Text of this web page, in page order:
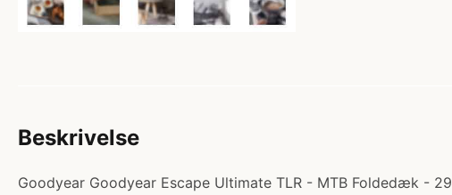
Beskrivelse
Goodyear Goodyear Escape Ultimate TLR - MTB Foldedæk -